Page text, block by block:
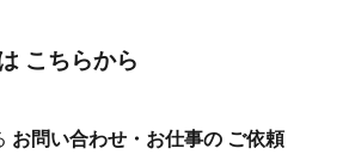
こちらから
お問い合わせ・お仕事の ご依頼